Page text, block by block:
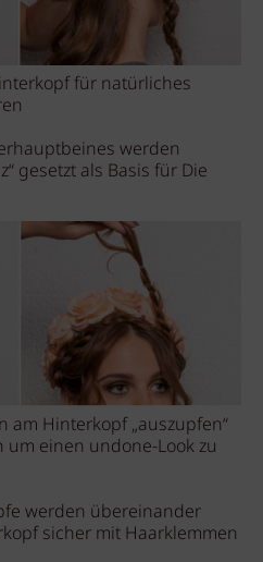
für natürliches
werden
gesetzt als Basis für Die
am Hinterkopf „auszupfen“
einen undone-Look zu
werden übereinander
sicher mit Haarklemmen